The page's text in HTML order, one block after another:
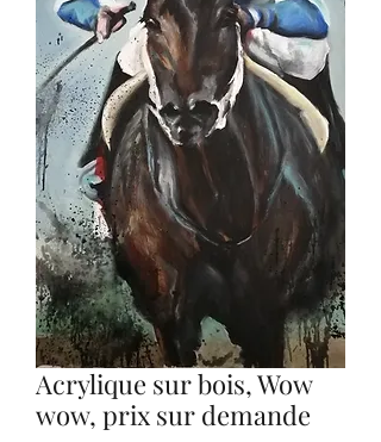
Acrylique sur bois, Wow
wow, prix sur demande